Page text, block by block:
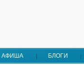
АФИША БЛОГИ